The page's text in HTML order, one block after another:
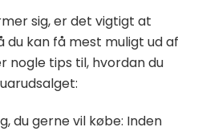
sig, er det vigtigt at
kan få mest muligt ud af
nogle tips til, hvordan du
du gerne vil købe: Inden